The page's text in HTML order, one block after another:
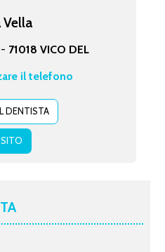
Vella
71018 VICO DEL
il telefono
DENTISTA
SITO